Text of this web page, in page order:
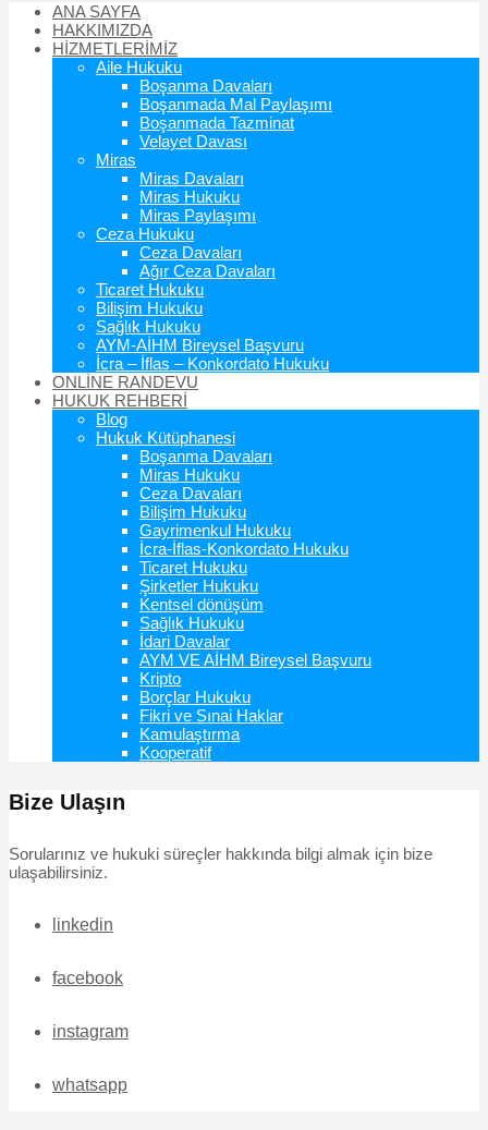
ANA SAYFA
HAKKIMIZDA
HİZMETLERİMİZ
Aile Hukuku
Boşanma Davaları
Boşanmada Mal Paylaşımı
Boşanmada Tazminat
Velayet Davası
Miras
Miras Davaları
Miras Hukuku
Miras Paylaşımı
Ceza Hukuku
Ceza Davaları
Ağır Ceza Davaları
Ticaret Hukuku
Bilişim Hukuku
Sağlık Hukuku
AYM-AİHM Bireysel Başvuru
İcra – İflas – Konkordato Hukuku
ONLİNE RANDEVU
HUKUK REHBERİ
Blog
Hukuk Kütüphanesi
Boşanma Davaları
Miras Hukuku
Ceza Davaları
Bilişim Hukuku
Gayrimenkul Hukuku
İcra-İflas-Konkordato Hukuku
Ticaret Hukuku
Şirketler Hukuku
Kentsel dönüşüm
Sağlık Hukuku
İdari Davalar
AYM VE AİHM Bireysel Başvuru
Kripto
Borçlar Hukuku
Fikri ve Sınai Haklar
Kamulaştırma
Kooperatif
Bize Ulaşın
Sorularınız ve hukuki süreçler hakkında bilgi almak için bize
ulaşabilirsiniz.
linkedin
facebook
instagram
whatsapp